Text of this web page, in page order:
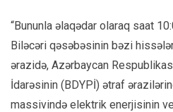
“Bununla əlaqədar olaraq saat
Biləcəri qəsəbəsinin bəzi
ərazidə, Azərbaycan
İdarəsinin (BDYPİ) ətraf
massivində elektrik enerjisinin